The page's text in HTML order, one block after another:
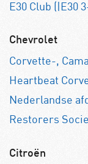
E30 Club (|E30
Chevrolet
Corvette-,
Heartbeat
Nederlandse
Restorers
Citroën